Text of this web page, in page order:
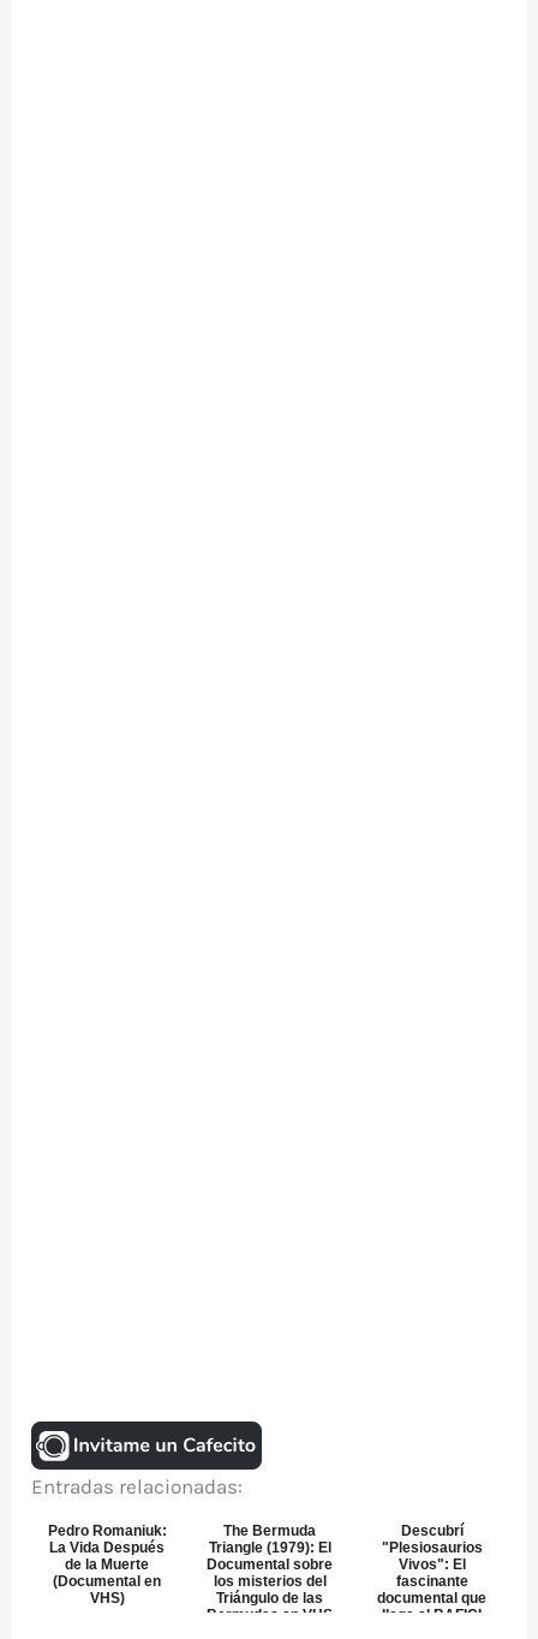
Entradas relacionadas:
Pedro Romaniuk:
La Vida Después
de la Muerte
(Documental en
VHS)
The Bermuda
Triangle (1979): El
Documental sobre
los misterios del
Triángulo de las
Bermudas en VHS
Descubrí
"Plesiosaurios
Vivos": El
fascinante
documental que
llega al BAFICI